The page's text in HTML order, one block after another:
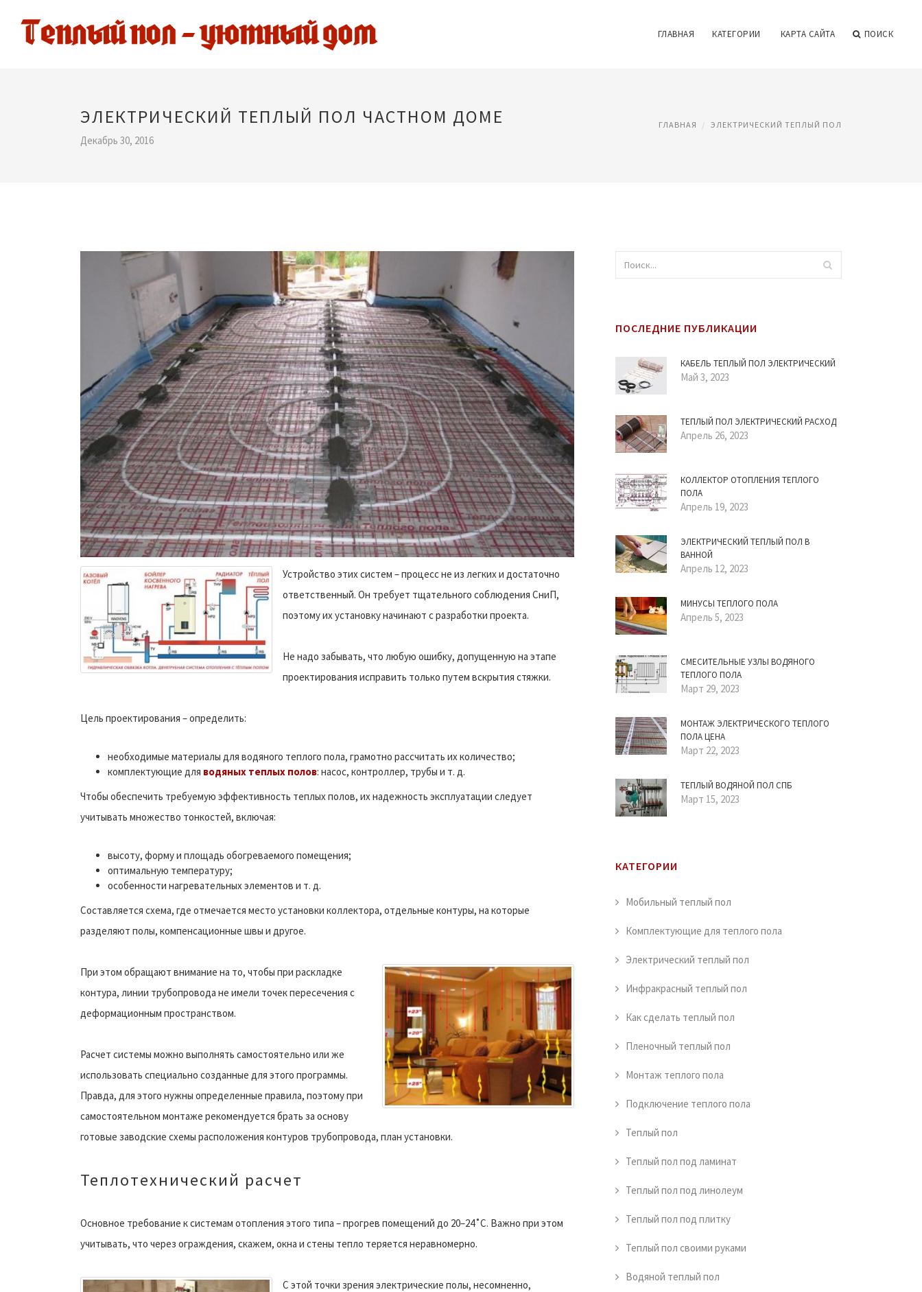
ГЛАВНАЯ КАТЕГОРИИ КАРТА САЙТА ПОИСК
ЭЛЕКТРИЧЕСКИЙ ТЕПЛЫЙ ПОЛ ЧАСТНОМ ДОМЕ
Декабрь 30, 2016
ГЛАВНАЯ ЭЛЕКТРИЧЕСКИЙ ТЕПЛЫЙ ПОЛ
Устройство этих систем – процесс не из легких и достаточно
ответственный. Он требует тщательного соблюдения СниП,
поэтому их установку начинают с разработки проекта.
Не надо забывать, что любую ошибку, допущенную на этапе
проектирования исправить только путем вскрытия стяжки.
Цель проектирования – определить:
необходимые материалы для водяного теплого пола, грамотно рассчитать их количество;
комплектующие для водяных теплых полов: насос, контроллер, трубы и т. д.
Чтобы обеспечить требуемую эффективность теплых полов, их надежность эксплуатации следует
учитывать множество тонкостей, включая:
высоту, форму и площадь обогреваемого помещения;
оптимальную температуру;
особенности нагревательных элементов и т. д.
Составляется схема, где отмечается место установки коллектора, отдельные контуры, на которые
разделяют полы, компенсационные швы и другое.
При этом обращают внимание на то, чтобы при раскладке
контура, линии трубопровода не имели точек пересечения с
деформационным пространством.
Расчет системы можно выполнять самостоятельно или же
использовать специально созданные для этого программы.
Правда, для этого нужны определенные правила, поэтому при
самостоятельном монтаже рекомендуется брать за основу
готовые заводские схемы расположения контуров трубопровода, план установки.
Теплотехнический расчет
Основное требование к системам отопления этого типа – прогрев помещений до 20–24˚С. Важно при этом
учитывать, что через ограждения, скажем, окна и стены тепло теряется неравномерно.
С этой точки зрения электрические полы, несомненно,
ПОСЛЕДНИЕ ПУБЛИКАЦИИ
КАБЕЛЬ ТЕПЛЫЙ ПОЛ ЭЛЕКТРИЧЕСКИЙ
Май 3, 2023
ТЕПЛЫЙ ПОЛ ЭЛЕКТРИЧЕСКИЙ РАСХОД
Апрель 26, 2023
КОЛЛЕКТОР ОТОПЛЕНИЯ ТЕПЛОГО
ПОЛА
Апрель 19, 2023
ЭЛЕКТРИЧЕСКИЙ ТЕПЛЫЙ ПОЛ В
ВАННОЙ
Апрель 12, 2023
МИНУСЫ ТЕПЛОГО ПОЛА
Апрель 5, 2023
СМЕСИТЕЛЬНЫЕ УЗЛЫ ВОДЯНОГО
ТЕПЛОГО ПОЛА
Март 29, 2023
МОНТАЖ ЭЛЕКТРИЧЕСКОГО ТЕПЛОГО
ПОЛА ЦЕНА
Март 22, 2023
ТЕПЛЫЙ ВОДЯНОЙ ПОЛ СПБ
Март 15, 2023
КАТЕГОРИИ
Мобильный теплый пол
Комплектующие для теплого пола
Электрический теплый пол
Инфракрасный теплый пол
Как сделать теплый пол
Пленочный теплый пол
Монтаж теплого пола
Подключение теплого пола
Теплый пол
Теплый пол под ламинат
Теплый пол под линолеум
Теплый пол под плитку
Теплый пол своими руками
Водяной теплый пол